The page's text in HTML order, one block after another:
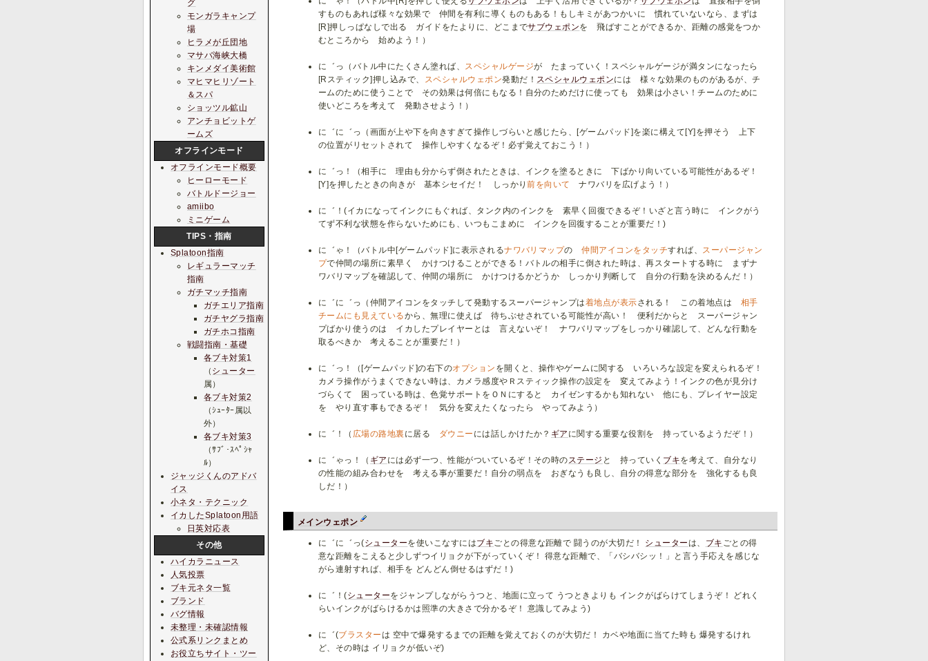
すものもあれば様々な効果で 仲間を有利に導くものもある！もしキミがあつかいに 慣れていないなら、まずは
[R]押しっぱなしで出る ガイドをたよりに、どこまでサブウェポンを 飛ばすことができるか、距離の感覚をつか
むところから 始めよう！）
に゛っ（バトル中にたくさん塗れば、 スペシャルゲージが たまっていく！スペシャルゲージが満タンになったら
[Rスティック]押し込みで、
スペシャルウェポン発動だ！ スペシャルウェポンには 様々な効果のものがあるが、チ
ームのために使うことで その効果は何倍にもなる！自分のためだけに使っても 効果は小さい！チームのために
使いどころを考えて 発動させよう！）
に゛に゛っ（画面が上や下を向きすぎて操作しづらいと感じたら、[ゲームパッド]を楽に構えて[Y]を押そう 上下
の位置がリセットされて 操作しやすくなるぞ！必ず覚えておこう！）
に゛っ！（相手に 理由も分からず倒されたときは、インクを塗るときに 下ばかり向いている可能性があるぞ！
[Y]を押したときの向きが 基本シセイだ！ しっかり前を向いて ナワバリを広げよう！）
に゛！(イカになってインクにもぐれば、タンク内のインクを 素早く回復できるぞ！いざと言う時に インクがう
てず不利な状態を作らないためにも、いつもこまめに インクを回復することが重要だ！)
に゛ゃ！（バトル中[ゲームパッド]に表示されるナワバリマップの仲間アイコンをタッチすれば、
スーパージャン
プで仲間の場所に素早く かけつけることができる！バトルの相手に倒された時は、再スタートする時に まずナ
ワバリマップを確認して、仲間の場所に かけつけるかどうか しっかり判断して 自分の行動を決めるんだ！）
に゛に゛っ（仲間アイコンをタッチして発動するスーパージャンプは着地点が表示される！ この着地点は 相手
チームにも見えているから、無理に使えば 待ちぶせされている可能性が高い！ 便利だからと スーパージャン
プばかり使うのは イカしたプレイヤーとは 言えないぞ！ ナワバリマップをしっかり確認して、どんな行動を
取るべきか 考えることが重要だ！）
に゛っ！（[ゲームパッド]の右下のオプション を開くと、操作やゲームに関する いろいろな設定を変えられるぞ！
カメラ操作がうまくできない時は、カメラ感度やＲスティック操作の設定を 変えてみよう！インクの色が見分け
づらくて 困っている時は、色覚サポートをＯＮにすると カイゼンするかも知れない 他にも、プレイヤー設定
を やり直す事もできるぞ！ 気分を変えたくなったら やってみよう）
に゛！（ 広場の路地裏に居る ダウニー には話しかけたか？ ギア に関する重要な役割を 持っているようだぞ！）
に゛ゃっ！（ ギア には必ず一つ、性能がついているぞ！その時の ステージ と 持っていく ブキを考えて、自分なり
の性能の組み合わせを 考える事が重要だ！自分の弱点を おぎなうも良し、自分の得意な部分を 強化するも良
しだ！）
メインウェポン
に゛に゛っ(シューターを使いこなすにはブキ ごとの得意な距離で 闘うのが大切だ！ シューターは、 ブキ ごとの得
意な距離をこえると少しずつイリョクが下がっていくぞ！ 得意な距離で、「バシバシッ！」と言う手応えを感じな
がら連射すれば、相手を どんどん倒せるはずだ！)
に゛！(シューターをジャンプしながらうつと、地面に立って うつときよりも インクがばらけてしまうぞ！ どれく
らいインクがばらけるかは照準の大きさで分かるぞ！ 意識してみよう)
に゛(ブラスターは 空中で爆発するまでの距離を覚えておくのが大切だ！ カベや地面に当てた時も 爆発するけれ
ど、その時は イリョクが低いぞ)
グ
モンガラキャンプ
場
ヒラメが丘団地
マサバ海峡大橋
キンメダイ美術館
マヒマヒリゾート
＆スパ
ショッツル鉱山
アンチョビットゲ
ームズ
オフラインモード
オフラインモード概要
ヒーローモード
バトルドージョー
amiibo
ミニゲーム
TIPS・指南
Splatoon指南
レギュラーマッチ
指南
ガチマッチ指南
ガチエリア指南
ガチヤグラ指南
ガチホコ指南
戦闘指南・基礎
各ブキ対策1
（ シューター
属）
各ブキ対策2
（ｼｭｰﾀｰ属以
外）
各ブキ対策3
（ｻﾌﾞ･ｽﾍﾟｼｬ
ﾙ）
ジャッジくんのアドバ
イス
小ネタ・テクニック
イカしたSplatoon用語
日英対応表
その他
ハイカラニュース
人気投票
ブキ元ネタ一覧
ブランド
バグ情報
未整理・未確認情報
公式系リンクまとめ
お役立ちサイト・ツー